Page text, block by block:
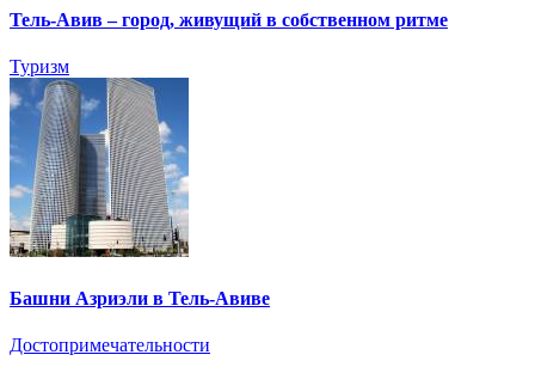
Тель-Авив – город, живущий в собственном ритме
Туризм
Башни Азриэли в Тель-Авиве
Достопримечательности